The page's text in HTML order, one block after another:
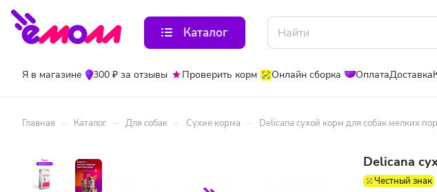
Каталог
Я в магазине 300 ₽ за отзывы Проверить корм Онлайн сборка ОплатаДоставка
Главная – Каталог – Для собак – Сухие корма – Delicana сухой корм для собак мелких
Delicana
Честный знак